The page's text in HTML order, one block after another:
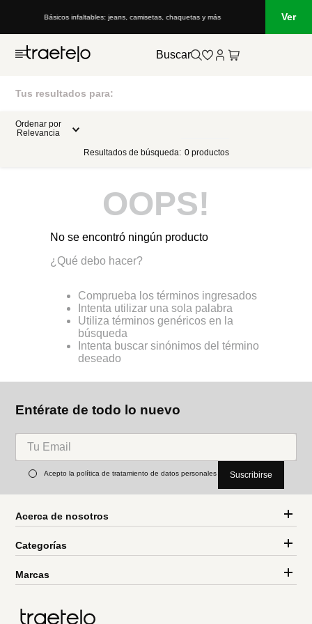
Básicos infaltables: jeans, camisetas, chaquetas y más Ver
Buscar
Tus resultados para:
Ordenar por
Relevancia
Resultados de búsqueda: 0 productos
OOPS!
No se encontró ningún producto
¿Qué debo hacer?
Comprueba los términos ingresados
Intenta utilizar una sola palabra
Utiliza términos genéricos en la
búsqueda
Intenta buscar sinónimos del término
deseado
Entérate de todo lo nuevo
Acepto la política de tratamiento de datos personales Suscribirse
Acerca de nosotros
Categorías
Marcas